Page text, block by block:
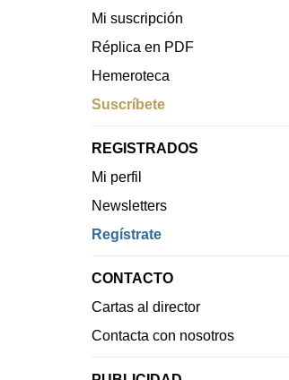
Mi suscripción
Réplica en PDF
Hemeroteca
Suscríbete
REGISTRADOS
Mi perfil
Newsletters
Regístrate
CONTACTO
Cartas al director
Contacta con nosotros